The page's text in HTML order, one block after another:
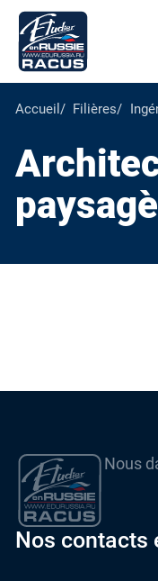
Accueil Filières
Nous
Nos contacts